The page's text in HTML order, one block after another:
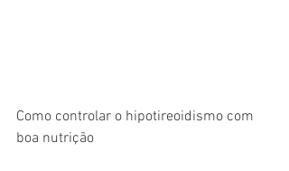
Como controlar o hipotireoidismo com
boa nutrição